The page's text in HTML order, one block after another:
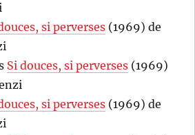
si perverses (1969) de
Si douces, si perverses (1969)
si perverses (1969) de